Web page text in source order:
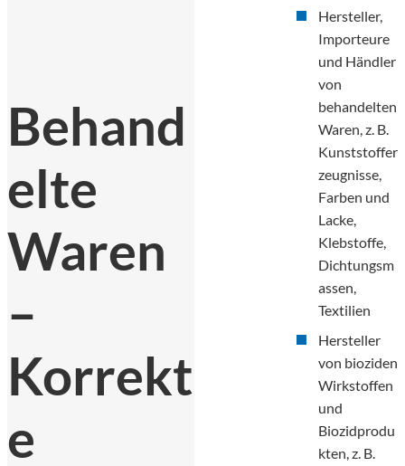
Behand
elte
Waren
–
Korrekt
e
Hersteller,
Importeure
und Händler
von
behandelten
Waren, z. B.
Kunststoffer
zeugnisse,
Farben und
Lacke,
Klebstoffe,
Dichtungsm
assen,
Textilien
Hersteller
von bioziden
Wirkstoffen
und
Biozidprodu
kten, z. B.